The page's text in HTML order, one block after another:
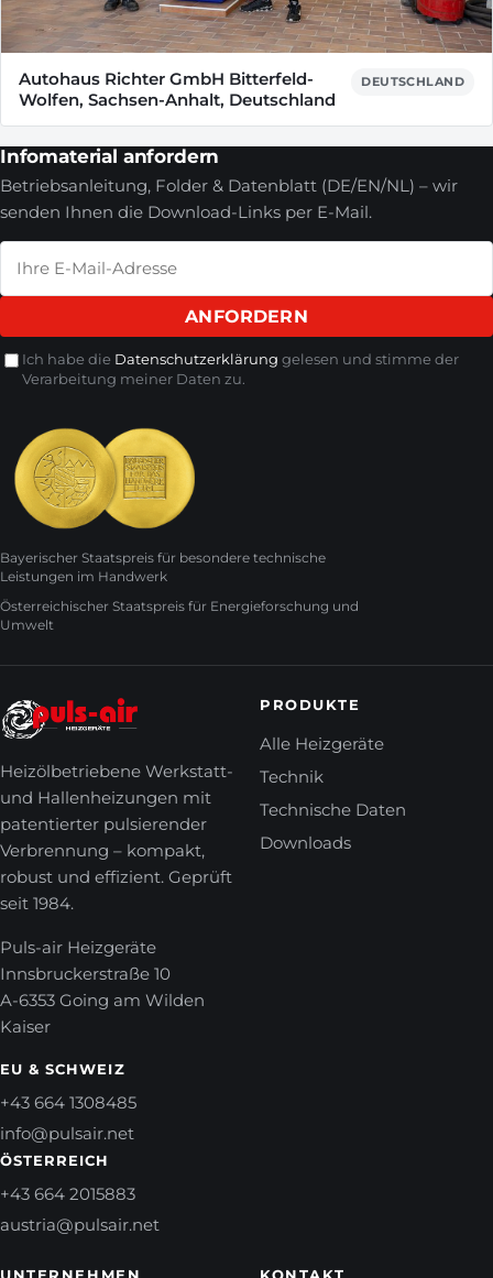
Autohaus Richter GmbH Bitterfeld-
Wolfen, Sachsen-Anhalt, Deutschland
DEUTSCHLAND
Bayerischer Staatspreis für besondere technische
Leistungen im Handwerk
Österreichischer Staatspreis für Energieforschung und
Umwelt
Infomaterial anfordern
Betriebsanleitung, Folder & Datenblatt (DE/EN/NL) – wir
senden Ihnen die Download-Links per E-Mail.
ANFORDERN
Ich habe die Datenschutzerklärung gelesen und stimme der
Verarbeitung meiner Daten zu.
Heizölbetriebene Werkstatt-
und Hallenheizungen mit
patentierter pulsierender
Verbrennung – kompakt,
robust und effizient. Geprüft
seit 1984.
Puls-air Heizgeräte
Innsbruckerstraße 10
A-6353 Going am Wilden
Kaiser
EU & SCHWEIZ
+43 664 1308485
info@pulsair.net
ÖSTERREICH
+43 664 2015883
austria@pulsair.net
PRODUKTE
Alle Heizgeräte
Technik
Technische Daten
Downloads